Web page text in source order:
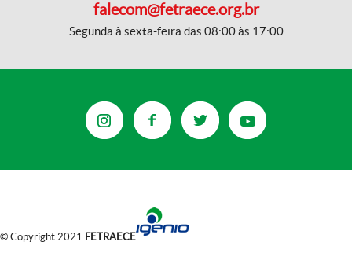
falecom@fetraece.org.br
Segunda à sexta-feira das 08:00 às 17:00
© Copyright 2021 FETRAECE